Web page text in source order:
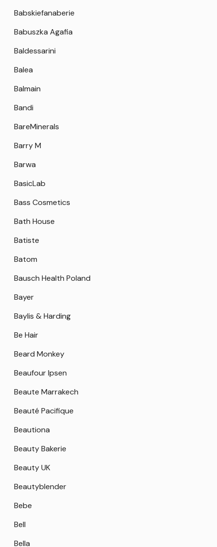
Babskiefanaberie
Babuszka Agafia
Baldessarini
Balea
Balmain
Bandi
BareMinerals
Barry M
Barwa
BasicLab
Bass Cosmetics
Bath House
Batiste
Batom
Bausch Health Poland
Bayer
Baylis & Harding
Be Hair
Beard Monkey
Beaufour Ipsen
Beaute Marrakech
Beauté Pacifique
Beautiona
Beauty Bakerie
Beauty UK
Beautyblender
Bebe
Bell
Bella